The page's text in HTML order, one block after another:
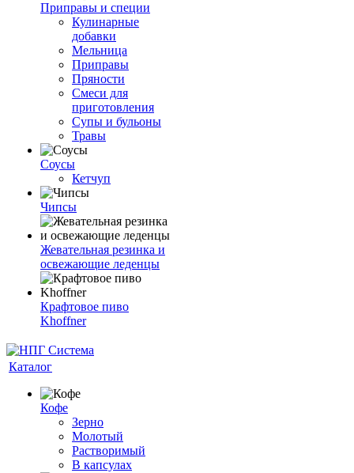
Приправы и специи
Кулинарные
добавки
Мельница
Приправы
Пряности
Смеси для
приготовления
Супы и бульоны
Травы
Соусы
Кетчуп
Чипсы
Жевательная резинка и
освежающие леденцы
Крафтовое пиво
Khoffner
Каталог
Кофе
Зерно
Молотый
Растворимый
В капсулах